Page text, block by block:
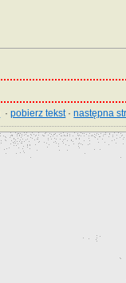
·pobierz tekst·następna